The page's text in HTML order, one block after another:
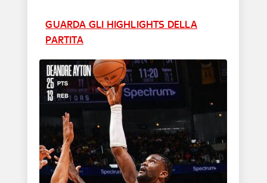
GUARDA GLI HIGHLIGHTS DELLA
PARTITA